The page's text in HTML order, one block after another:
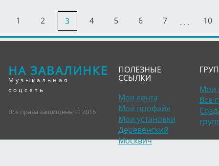
1 2 3 4 5 6 7 . . . 10
НА ЗАВАЛИНКЕ
Музыкальная
соцсеть
Все права защищены © 2016
ПОЛЕЗНЫЕ
ССЫЛКИ
Моя лента
Мой профайл
Мои установки
Деревенский
Москвич
Мои
Все